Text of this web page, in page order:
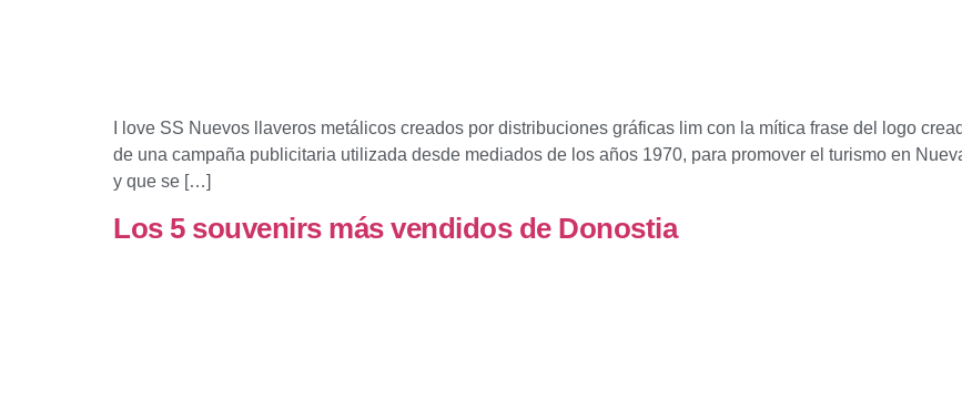
I love SS Nuevos llaveros metálicos creados por distribuciones gráficas lim con la mítica frase del logo
de una campaña publicitaria utilizada desde mediados de los años 1970, para promover el turismo en
y que se […]
Los 5 souvenirs más vendidos de Donostia